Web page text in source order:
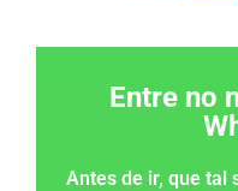
Entre no
Antes de ir, que tal